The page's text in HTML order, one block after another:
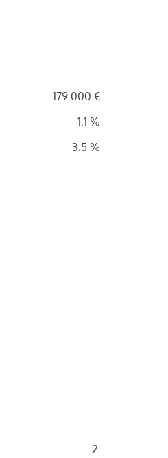
179.000 €
1.1 %
3.5 %
2